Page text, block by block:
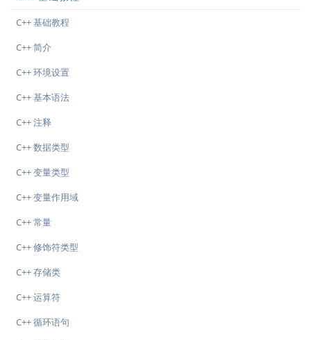
C++ 基础教程
C++ 简介
C++ 环境设置
C++ 基本语法
C++ 注释
C++ 数据类型
C++ 变量类型
C++ 变量作用域
C++ 常量
C++ 修饰符类型
C++ 存储类
C++ 运算符
C++ 循环语句